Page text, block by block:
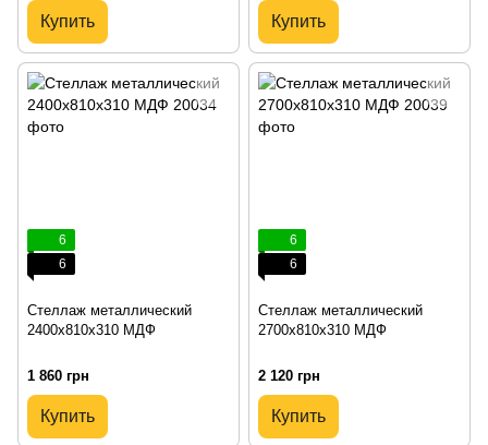
Купить Купить
6
6
Стеллаж металлический
2400х810х310 МДФ
1 860 грн
Купить
6
6
Стеллаж металлический
2700х810х310 МДФ
2 120 грн
Купить